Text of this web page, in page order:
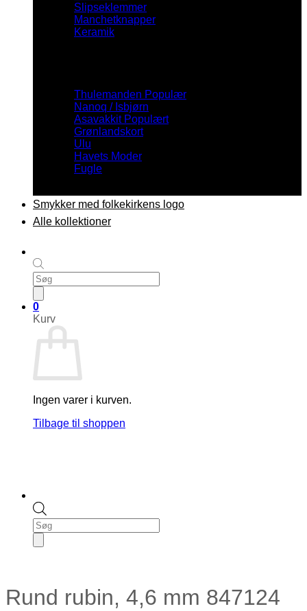
Products
search
0
Kurv
Ingen varer i kurven.
Tilbage til shoppen
Slipseklemmer
Manchetknapper
Keramik
Thulemanden
Nanoq / Isbjørn
Asavakkit
Grønlandskort
Ulu
Havets Moder
Fugle
Smykker med folkekirkens logo
Alle kollektioner
Products
search
Rund rubin, 4,6 mm 847124